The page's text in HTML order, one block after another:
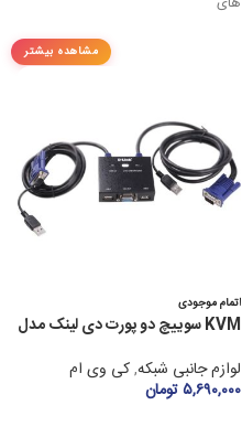
مشاهده بیشتر
اتمام موجودی
KVM سوییچ دو پورت دی لینک مدل
لوازم جانبی شبکه,کی وی ام
۵,۶۹۰,۰۰۰تومان